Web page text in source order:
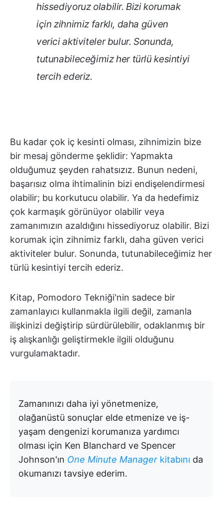
hissediyoruz olabilir. Bizi korumak
için zihnimiz farklı, daha güven
verici aktiviteler bulur. Sonunda,
tutunabileceğimiz her türlü kesintiyi
tercih ederiz.
Bu kadar çok iç kesinti olması, zihnimizin bize
bir mesaj gönderme şeklidir: Yapmakta
olduğumuz şeyden rahatsızız. Bunun nedeni,
başarısız olma ihtimalinin bizi endişelendirmesi
olabilir; bu korkutucu olabilir. Ya da hedefimiz
çok karmaşık görünüyor olabilir veya
zamanımızın azaldığını hissediyoruz olabilir. Bizi
korumak için zihnimiz farklı, daha güven verici
aktiviteler bulur. Sonunda, tutunabileceğimiz her
türlü kesintiyi tercih ederiz.
Kitap, Pomodoro Tekniği'nin sadece bir
zamanlayıcı kullanmakla ilgili değil, zamanla
ilişkinizi değiştirip sürdürülebilir, odaklanmış bir
iş alışkanlığı geliştirmekle ilgili olduğunu
vurgulamaktadır.
Zamanınızı daha iyi yönetmenize,
olağanüstü sonuçlar elde etmenize ve iş-
yaşam dengenizi korumanıza yardımcı
olması için Ken Blanchard ve Spencer
Johnson'ın One Minute Manager kitabını da
okumanızı tavsiye ederim.